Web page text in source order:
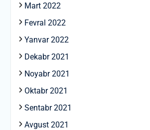
Mart 2022
Fevral 2022
Yanvar 2022
Dekabr 2021
Noyabr 2021
Oktabr 2021
Sentabr 2021
Avgust 2021